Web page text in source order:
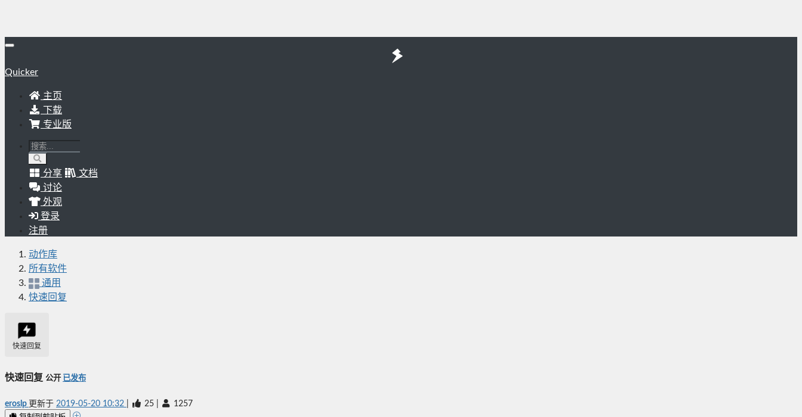
Quicker
主页
下载
专业版
分享
文档
讨论
外观
登录
注册
动作库
所有软件
通用
快速回复
快速回复
快速回复 公开 已发布
eroslp 更新于 2019-05-20 10:32 25 1257